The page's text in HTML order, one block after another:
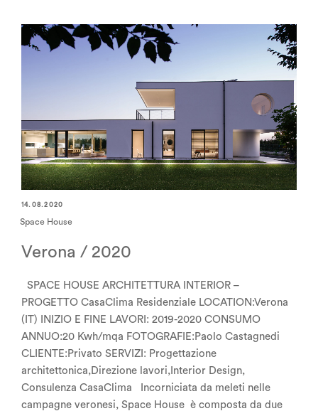
14.08.2020
Space House
Verona / 2020
SPACE HOUSE ARCHITETTURA INTERIOR –
PROGETTO CasaClima Residenziale LOCATION:Verona
(IT) INIZIO E FINE LAVORI: 2019-2020 CONSUMO
ANNUO:20 Kwh/mqa FOTOGRAFIE:Paolo Castagnedi
CLIENTE:Privato SERVIZI: Progettazione
architettonica,Direzione lavori,Interior Design,
Consulenza CasaClima Incorniciata da meleti nelle
campagne veronesi, Space House è composta da due